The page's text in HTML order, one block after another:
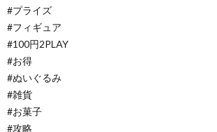
#プライズ
#フィギュア
#100円2PLAY
#お得
#ぬいぐるみ
#雑貨
#お菓子
#攻略